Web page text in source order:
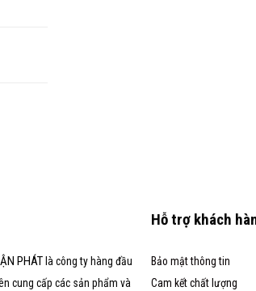
PHÁTlà công ty hàng đầu
cung cấp các sản phẩm và
Hỗ trợ khách
Bảo mật thông tin
Cam kết chất lượng